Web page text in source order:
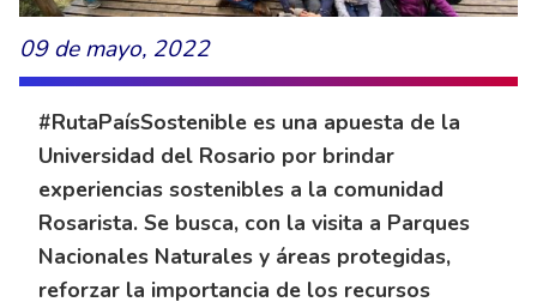
09 de mayo, 2022
#RutaPaísSostenible es una apuesta de la
Universidad del Rosario por brindar
experiencias sostenibles a la comunidad
Rosarista. Se busca, con la visita a Parques
Nacionales Naturales y áreas protegidas,
reforzar la importancia de los recursos